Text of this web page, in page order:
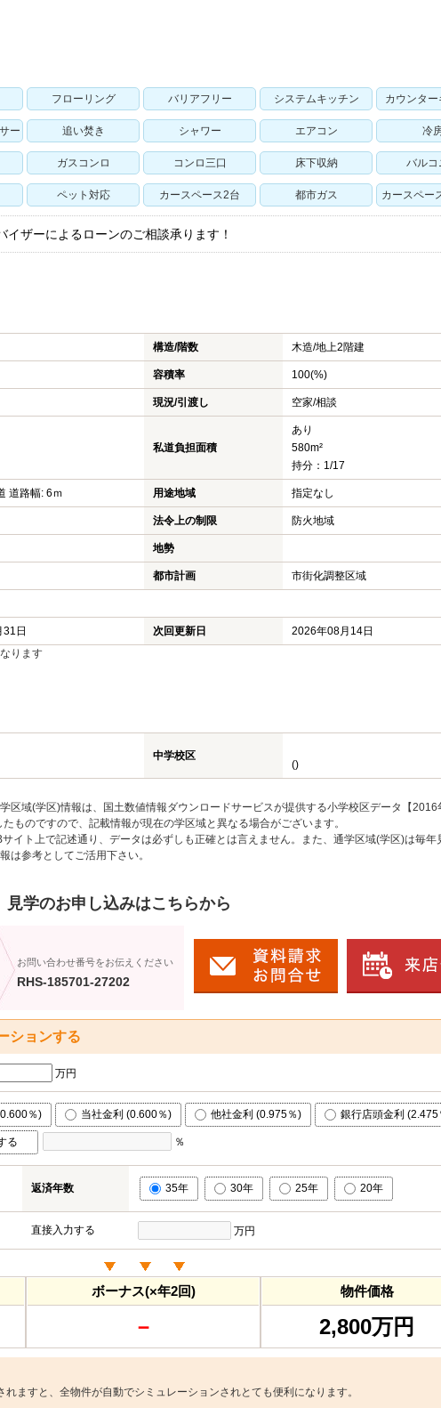
フローリング バリアフリー システムキッチン カウンタ
ー 追い焚き シャワー エアコン 冷
ガスコンロ コンロ三口 床下収納 バルコ
ペット対応 カースペース2台 都市ガス カースペー
イザーによるローンのご相談承ります！
構造/階数 木造/地上2階建
容積率 100(%)
現況/引渡し 空家/相談
私道負担面積
あり
580m²
持分：1/17
道路幅: 6ｍ 用途地域 指定なし
法令上の制限 防火地域
地勢
都市計画 市街化調整区域
日 次回更新日
2026年08月14日
ります
中学校区
()
区域(学区)情報は、国土数値情報ダウンロードサービスが提供する小学校区データ【2016
ものですので、記載情報が現在の学区域と異なる場合がございます。
イト上で記述通り、データは必ずしも正確とは言えません。また、通学区域(学区)は毎年
は参考としてご活用下さい。
学のお申し込みはこちらから
お問い合わせ番号をお伝えください
RHS-185701-27202
ションする
万円
％) 当社金利 (0.600％) 他社金利 (0.975％) 銀行店頭金利 (2.475
る ％
返済年数 35年 30年 25年 20年
直接入力する 万円
ボーナス(×年2回)
－
物件価格
2,800万円
れますと、全物件が自動でシミュレーションされとても便利になります。